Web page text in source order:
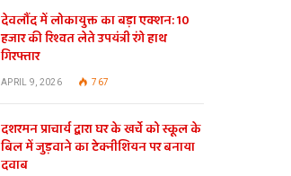
देवलौंद में लोकायुक्त का बड़ा एक्शन: 10
हजार की रिश्वत लेते उपयंत्री रंगे हाथ
गिरफ्तार
APRIL 9, 2026 767
दशरमन प्राचार्य द्वारा घर के खर्चे को स्कूल के
बिल में जुड़वाने का टेक्नीशियन पर बनाया
दवाब